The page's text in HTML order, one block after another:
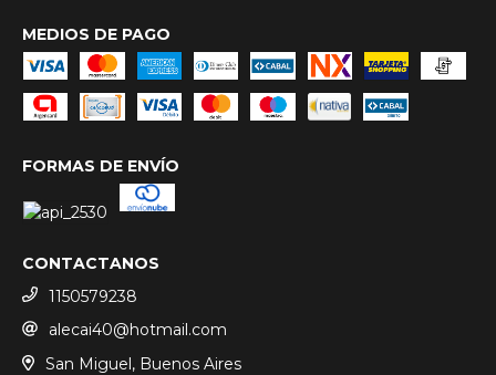
MEDIOS DE PAGO
FORMAS DE ENVÍO
CONTACTANOS
1150579238
alecai40@hotmail.com
San Miguel, Buenos Aires